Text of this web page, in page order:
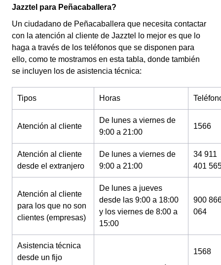
Jazztel para Peñacaballera?
Un ciudadano de Peñacaballera que necesita contactar
con la atención al cliente de Jazztel lo mejor es que lo
haga a través de los teléfonos que se disponen para
ello, como te mostramos en esta tabla, donde también
se incluyen los de asistencia técnica:
Tipos Horas
Atención al cliente
De lunes a viernes de
9:00 a 21:00
1566
Atención al cliente
desde el extranjero
De lunes a viernes de
9:00 a 21:00
34 911
401
Atención al cliente
para los que no son
clientes (empresas)
De lunes a jueves
desde las 9:00 a 18:00
y los viernes de 8:00 a
15:00
900
064
Asistencia técnica
desde un fijo
1568